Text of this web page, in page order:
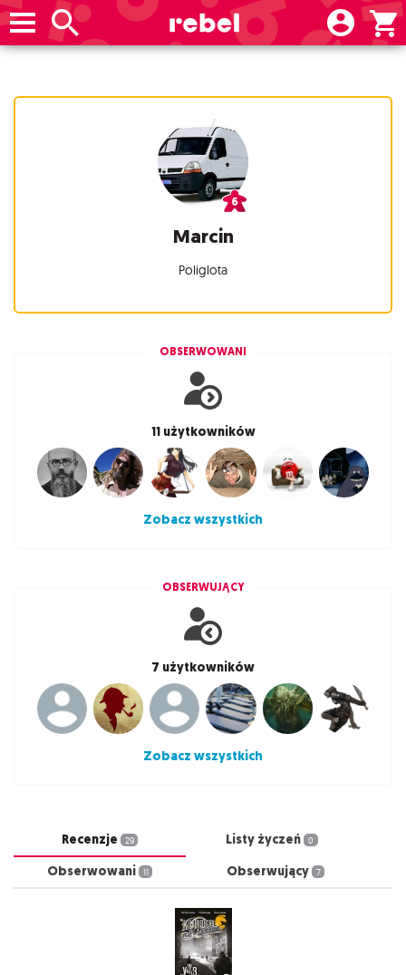
Marcin
Poliglota
OBSERWOWANI
11 użytkowników
Zobacz wszystkich
OBSERWUJĄCY
7 użytkowników
Zobacz wszystkich
Recenzje 29 Listy życzeń 0
Obserwowani 11 Obserwujący 7